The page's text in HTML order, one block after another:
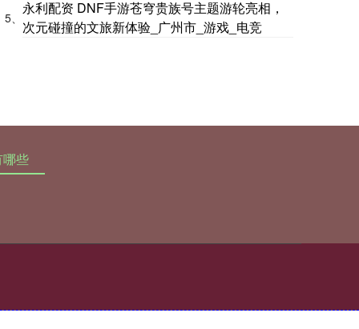
5、
永利配资 DNF手游苍穹贵族号主题游轮亮相，
次元碰撞的文旅新体验_广州市_游戏_电竞
些